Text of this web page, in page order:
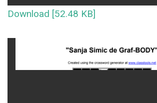
Download [52.48 KB]